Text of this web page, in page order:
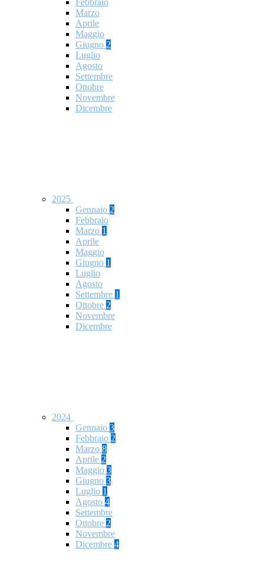
Febbraio
Marzo
Aprile
Maggio
Giugno 2
Luglio
Agosto
Settembre
Ottobre
Novembre
Dicembre
2025
Gennaio 2
Febbraio
Marzo 1
Aprile
Maggio
Giugno 1
Luglio
Agosto
Settembre 1
Ottobre 2
Novembre
Dicembre
2024
Gennaio 3
Febbraio 2
Marzo 8
Aprile 2
Maggio 3
Giugno 3
Luglio 1
Agosto 4
Settembre
Ottobre 2
Novembre
Dicembre 4